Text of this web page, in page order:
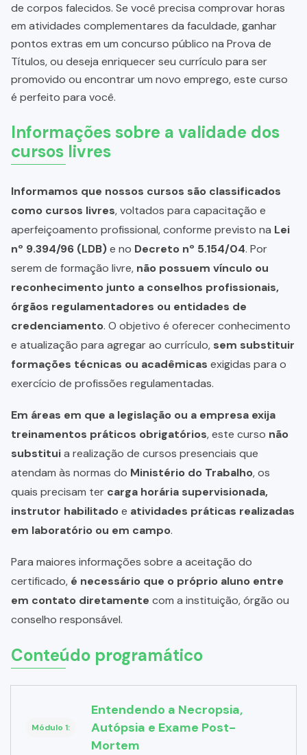
de corpos falecidos. Se você precisa comprovar horas
em atividades complementares da faculdade, ganhar
pontos extras em um concurso público na Prova de
Títulos, ou deseja enriquecer seu currículo para ser
promovido ou encontrar um novo emprego, este curso
é perfeito para você.
Informações sobre a validade dos
cursos livres
Informamos que nossos cursos são classificados
como cursos livres, voltados para capacitação e
aperfeiçoamento profissional, conforme previsto na Lei
nº 9.394/96 (LDB)e no Decreto nº 5.154/04. Por
serem de formação livre, não possuem vínculo ou
reconhecimento junto a conselhos profissionais,
órgãos regulamentadores ou entidades de
credenciamento. O objetivo é oferecer conhecimento
e atualização para agregar ao currículo, sem substituir
formações técnicas ou acadêmicas exigidas para o
exercício de profissões regulamentadas.
Em áreas em que a legislação ou a empresa exija
treinamentos práticos obrigatórios, este curso não
substituia realização de cursos presenciais que
atendam às normas do Ministério do Trabalho, os
quais precisam ter carga horária supervisionada,
instrutor habilitadoe atividades práticas realizadas
em laboratório ou em campo.
Para maiores informações sobre a aceitação do
certificado, é necessário que o próprio aluno entre
em contato diretamente com a instituição, órgão ou
conselho responsável.
Conteúdo programático
Módulo 1:
Entendendo a Necropsia,
Autópsia e Exame Post-
Mortem